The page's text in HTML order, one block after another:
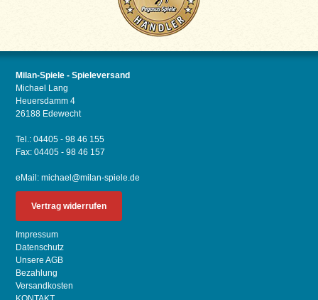
Milan-Spiele - Spieleversand
Michael Lang
Heuersdamm 4
26188 Edewecht
Tel.: 04405 - 98 46 155
Fax: 04405 - 98 46 157
eMail:michael@milan-spiele.de
Vertrag widerrufen
Impressum
Datenschutz
Unsere AGB
Bezahlung
Versandkosten